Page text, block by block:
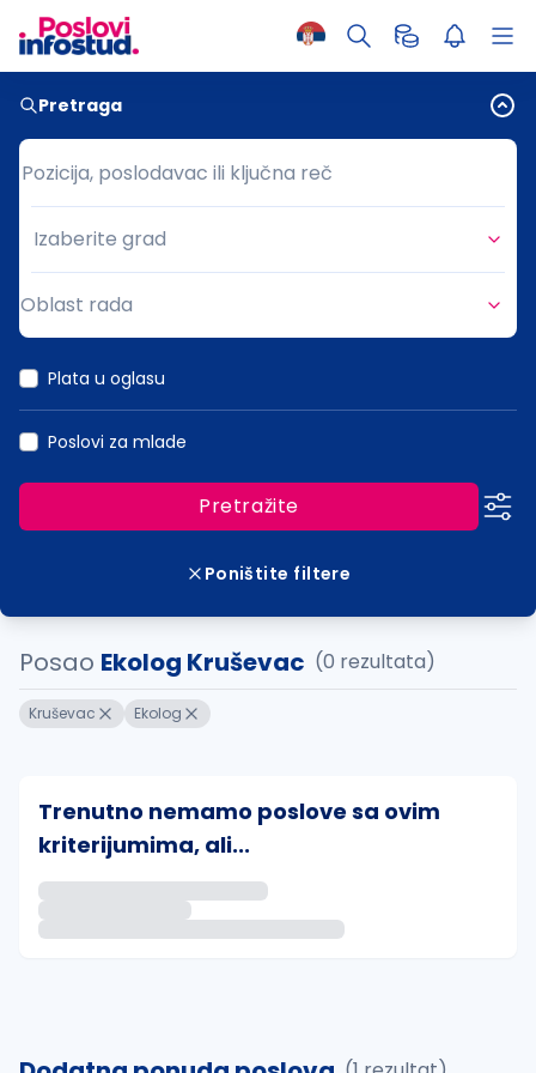
Pretraga
Pozicija, poslodavac ili ključna reč
Pozicija, poslodavac ili ključna reč
Grad
Izaberite grad
Oblast rada
Plata u oglasu
Poslovi za mlade
Pretražite
Poništite filtere
Posao Ekolog Kruševac (0 rezultata)
Kruševac Ekolog
Trenutno nemamo poslove sa ovim
kriterijumima, ali...